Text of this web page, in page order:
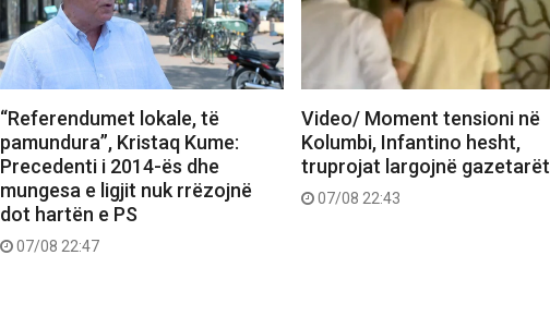
“Referendumet lokale, të
pamundura”, Kristaq Kume:
Precedenti i 2014-ës dhe
mungesa e ligjit nuk rrëzojnë
dot hartën e PS
07/08 22:47
Video/ Moment tensioni në
Kolumbi, Infantino hesht,
truprojat largojnë gazetarët
07/08 22:43